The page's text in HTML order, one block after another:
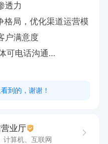
透力
格局，优化渠道运营模
户满意度
可电话沟通
潢川直聘】看到的😊
看到的，谢谢！
业厅
计算机、互联网